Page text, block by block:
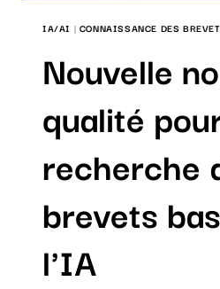
IA/AI | CONNAISSANCE DES
Nouvelle
qualité
recherche
brevets
l'IA